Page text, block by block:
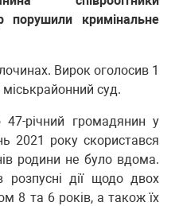
порушили кримінальне
Вирок оголосив 1
суд.
47-річний громадянин у
2021 року скористався
родини не було вдома.
розпусні дії щодо двох
8 та 6 років, а також їх